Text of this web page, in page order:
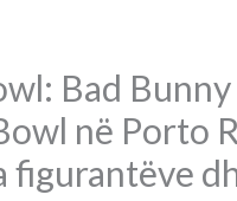
Bad Bunny
në Porto